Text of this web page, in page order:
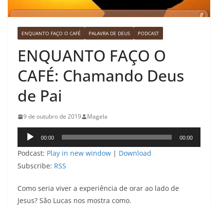
ENQUANTO FAÇO O CAFÉ PALAVRA DE DEUS PODCAST
ENQUANTO FAÇO O
CAFÉ: Chamando Deus
de Pai
9 de outubro de 2019 Magela
Tocador
de
áudio
00:00 00:00
Podcast: Play in new window | Download
Subscribe: RSS
Como seria viver a experiência de orar ao lado de
Jesus? São Lucas nos mostra como.